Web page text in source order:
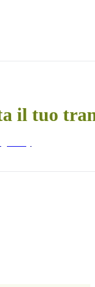
il tuo